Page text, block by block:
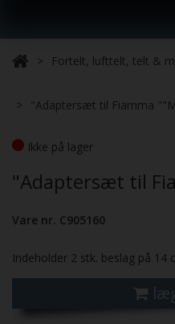
Fortelt, lufttelt, telt &
"Adaptersæt til Fiamma
Ikke på lager
"Adaptersæt til
Vare nr. C905160
Indeholder 2 stk. beslag på 14